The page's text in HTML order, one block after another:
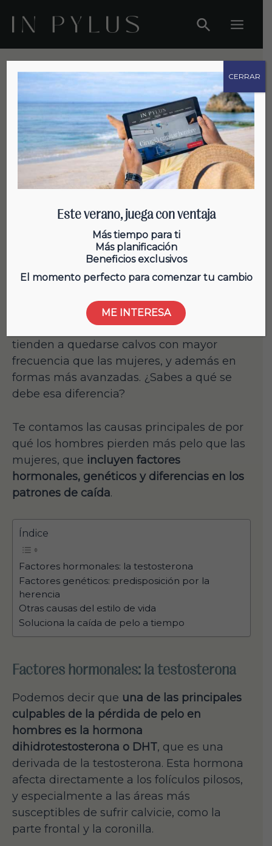
contenido
Menu
Curiosidades sobre el cabello
¿Por qué los hombres pierden
más cabello que las mujeres?
afecta tanto a hombres como a mujeres.
Sin embargo, es notable que los hombres
tienden a quedarse calvos con mayor
frecuencia que las mujeres, y además en
formas más avanzadas. ¿Sabes a qué se
debe esa diferencia?
Te contamos las causas principales de por
qué los hombres pierden más pelo que las
mujeres, que incluyen factores
hormonales, genéticos y diferencias en los
patrones de caída.
Índice
Factores hormonales: la testosterona
Factores genéticos: predisposición por la
herencia
Otras causas del estilo de vida
Soluciona la caída de pelo a tiempo
Factores hormonales: la testosterona
Podemos decir que una de las principales
culpables de la pérdida de pelo en
hombres es la hormona
dihidrotestosterona o DHT, que es una
derivada de la testosterona. Esta hormona
afecta directamente a los folículos pilosos,
y especialmente a las áreas más
susceptibles de sufrir calvicie, como la
parte frontal y la coronilla.
Este verano, juega con ventaja
Más tiempo para ti
Más planificación
Beneficios exclusivos
El momento perfecto para comenzar tu cambio
ME INTERESA
CERRAR